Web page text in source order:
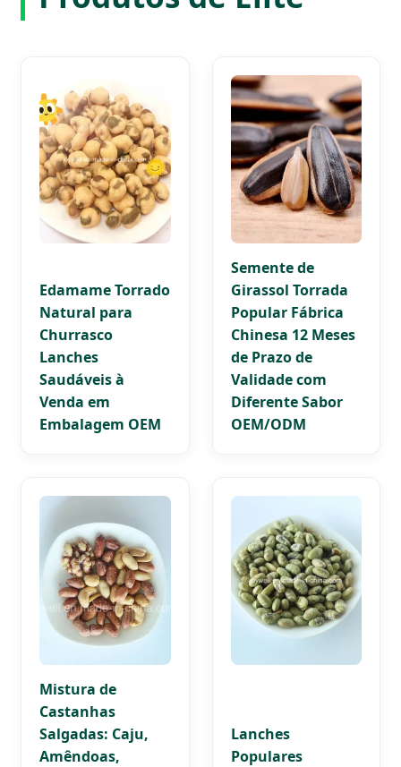
Edamame Torrado
Natural para
Churrasco
Lanches
Saudáveis à
Venda em
Embalagem OEM
Semente de
Girassol Torrada
Popular Fábrica
Chinesa 12 Meses
de Prazo de
Validade com
Diferente Sabor
OEM/ODM
Mistura de
Castanhas
Salgadas: Caju,
Amêndoas,
Lanches
Populares